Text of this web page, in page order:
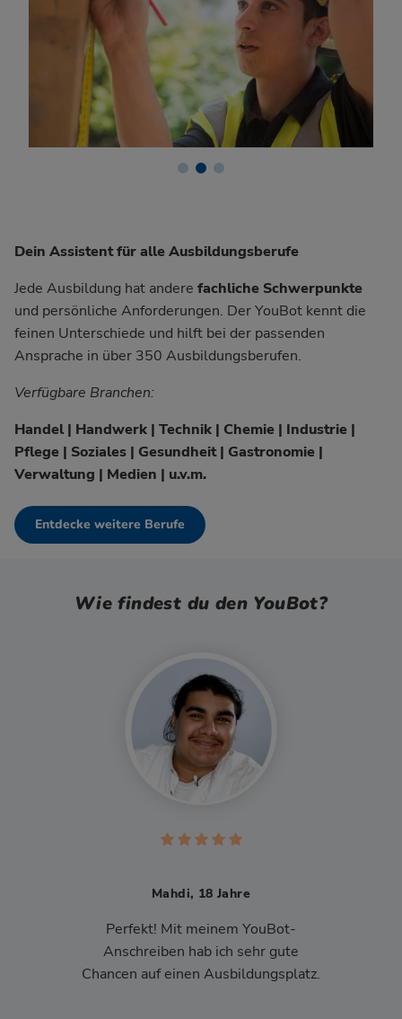
Dein Assistent für alle Ausbildungsberufe
Jede Ausbildung hat andere fachliche Schwerpunkte
und persönliche Anforderungen. Der YouBot kennt die
feinen Unterschiede und hilft bei der passenden
Ansprache in über 350 Ausbildungsberufen.
Verfügbare Branchen:
Handel | Handwerk | Technik | Chemie | Industrie |
Pflege | Soziales | Gesundheit | Gastronomie |
Verwaltung | Medien | u.v.m.
Entdecke weitere Berufe
Wie findest du den YouBot?
Mahdi, 18 Jahre
Perfekt! Mit meinem YouBot-
Anschreiben hab ich sehr gute
Chancen auf einen Ausbildungsplatz.